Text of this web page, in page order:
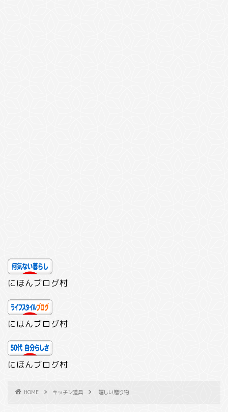
にほんブログ村
にほんブログ村
にほんブログ村
HOME キッチン道具 嬉しい贈り物